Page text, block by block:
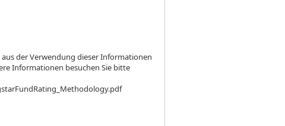
der Verwendung dieser Informationen
Informationen besuchen Sie bitte